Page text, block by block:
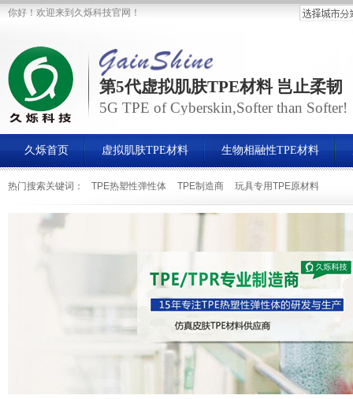
你好！欢迎来到久烁科技官网！
第5代虚拟肌肤TPE材料 岂止柔韧
5G TPE of Cyberskin,Softer than Softer!
久烁首页 虚拟肌肤TPE材料 生物相融性TPE材料
热门搜索关键词： TPE热塑性弹性体 TPE制造商 玩具专用TPE原材料